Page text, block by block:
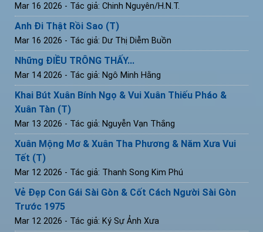
Mar 16 2026 - Tác giả: Chinh Nguyên/H.N.T.
Anh Đi Thật Rồi Sao (T)
Mar 16 2026 - Tác giả: Dư Thị Diễm Buồn
Những ĐIỀU TRÔNG THẤY...
Mar 14 2026 - Tác giả: Ngô Minh Hằng
Khai Bút Xuân Bính Ngọ & Vui Xuân Thiếu Pháo &
Xuân Tàn (T)
Mar 13 2026 - Tác giả: Nguyễn Vạn Thắng
Xuân Mộng Mơ & Xuân Tha Phương & Năm Xưa Vui
Tết (T)
Mar 12 2026 - Tác giả: Thanh Song Kim Phú
Vẻ Đẹp Con Gái Sài Gòn & Cốt Cách Người Sài Gòn
Trước 1975
Mar 12 2026 - Tác giả: Ký Sự Ảnh Xưa